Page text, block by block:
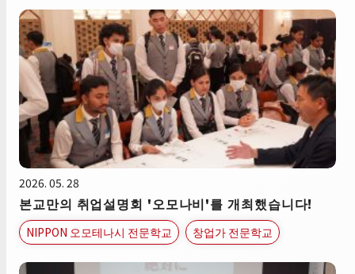
2026. 05. 28
본교만의 취업설명회 '오모나비'를 개최했습니다!
NIPPON 오모테나시 전문학교 창업가 전문학교